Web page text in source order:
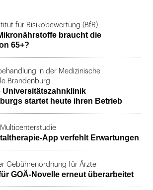
für Risikobewertung (BfR)
braucht die
65+?
in der Medizinische
Brandenburg
Universitätszahnklinik
startet heute ihren Betrieb
App verfehlt Erwartungen
Gebührenordnung für Ärzte
GOÄ-Novelle erneut überarbeitet